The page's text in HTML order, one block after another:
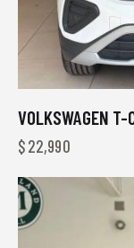
VOLKSWAGEN T-
$22,990